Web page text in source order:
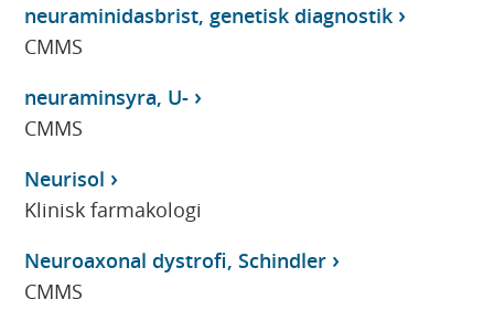
neuraminidasbrist, genetisk diagnostik
CMMS
neuraminsyra, U-
CMMS
Neurisol
Klinisk farmakologi
Neuroaxonal dystrofi, Schindler
CMMS